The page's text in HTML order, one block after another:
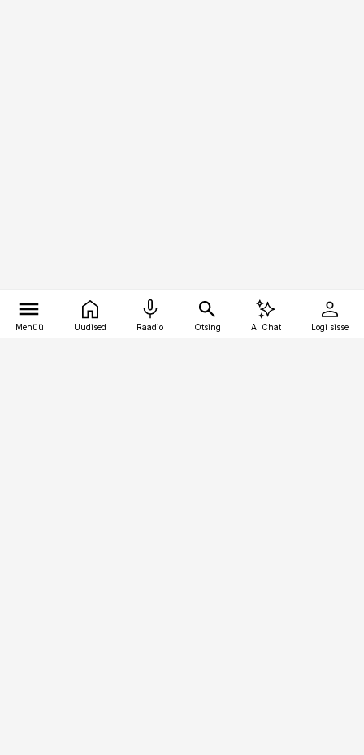
Menüü Uudised Raadio Otsing AI Chat Logi sisse